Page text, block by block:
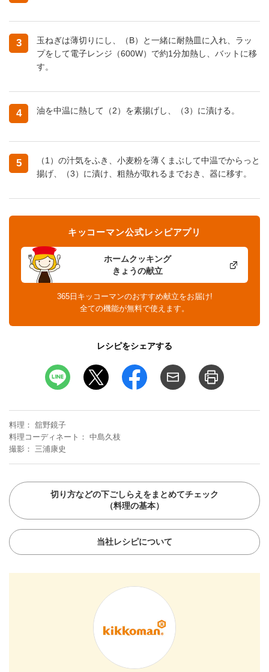
3
玉ねぎは薄切りにし、（B）と一緒に耐熱皿に入れ、ラッ
プをして電子レンジ（600W）で約1分加熱し、バットに移
す。
4 油を中温に熱して（2）を素揚げし、（3）に漬ける。
5
（1）の汁気をふき、小麦粉を薄くまぶして中温でからっと
揚げ、（3）に漬け、粗熱が取れるまでおき、器に移す。
ホームクッキング
きょうの献立
キッコーマン公式レシピアプリ
365日キッコーマンのおすすめ献立をお届け!
全ての機能が無料で使えます。
レシピをシェアする
料理
舘野鏡子
料理コーディネート
中島久枝
撮影
三浦康史
切り方などの下ごしらえをまとめてチェック
（料理の基本）
当社レシピについて